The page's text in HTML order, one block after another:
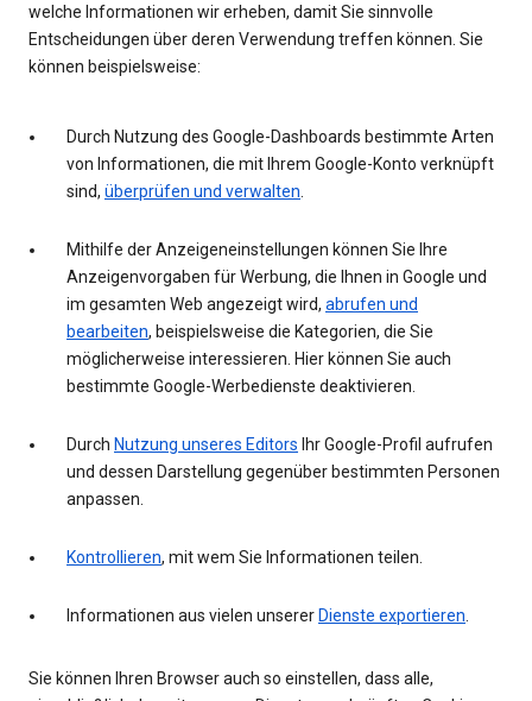
welche Informationen wir erheben, damit Sie sinnvolle
Entscheidungen über deren Verwendung treffen können. Sie
können beispielsweise:
Durch Nutzung des Google-Dashboards bestimmte Arten
von Informationen, die mit Ihrem Google-Konto verknüpft
sind, überprüfen und verwalten.
Mithilfe der Anzeigeneinstellungen können Sie Ihre
Anzeigenvorgaben für Werbung, die Ihnen in Google und
im gesamten Web angezeigt wird, abrufen und
bearbeiten, beispielsweise die Kategorien, die Sie
möglicherweise interessieren. Hier können Sie auch
bestimmte Google-Werbedienste deaktivieren.
Durch Nutzung unseres Editors Ihr Google-Profil aufrufen
und dessen Darstellung gegenüber bestimmten Personen
anpassen.
Kontrollieren, mit wem Sie Informationen teilen.
Informationen aus vielen unserer Dienste exportieren.
Sie können Ihren Browser auch so einstellen, dass alle,